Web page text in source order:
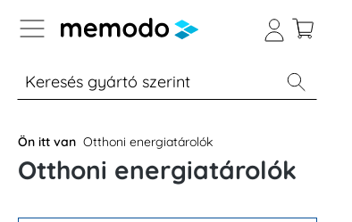
to B2B platform navigation
% Akció Otthoni energiatárolók
Ön itt van Otthoni energiatárolók
Otthoni energiatárolók